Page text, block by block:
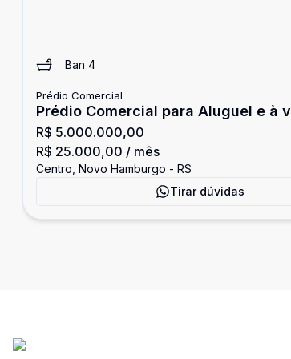
Ban 4
Prédio Comercial
Prédio Comercial para Aluguel e à venda em
Novo Hamburgo
R$ 5.000.000,00
R$ 25.000,00 / mês
Centro, Novo Hamburgo - RS
Tirar dúvidas